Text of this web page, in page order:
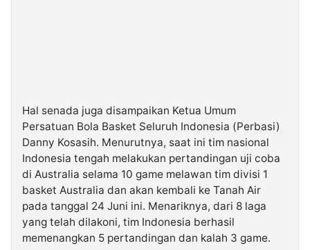
Hal senada juga disampaikan Ketua Umum
Persatuan Bola Basket Seluruh Indonesia (Perbasi)
Danny Kosasih. Menurutnya, saat ini tim nasional
Indonesia tengah melakukan pertandingan uji coba
di Australia selama 10 game melawan tim divisi 1
basket Australia dan akan kembali ke Tanah Air
pada tanggal 24 Juni ini. Menariknya, dari 8 laga
yang telah dilakoni, tim Indonesia berhasil
memenangkan 5 pertandingan dan kalah 3 game.